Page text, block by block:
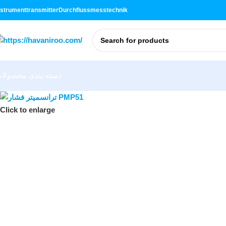
transmitterDurchflussmesstechnik
Click to enlarge